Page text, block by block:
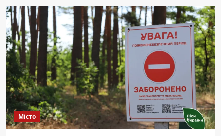
Полтави:
Серпневий
Графік
Чергувань
Місто